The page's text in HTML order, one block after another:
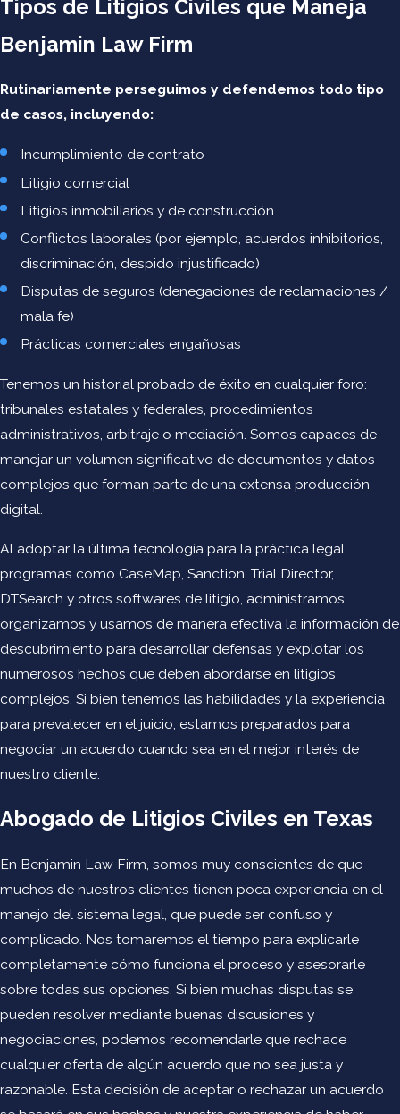
Regulaciones Federales de Aviación y las reglas
promulgadas por la FAA, TSA, NTSB y DOT y tiene un historial
innovadoras y atención personalizada. Cuando necesite
ayuda para navegar por las innumerables reglas y normas
hoy o complete el formulario de contacto en línea para
programar una consulta.
Tipos de Litigios Civiles que Maneja
Benjamin Law Firm
Rutinariamente perseguimos y defendemos todo tipo
de casos, incluyendo:
Incumplimiento de contrato
Litigio comercial
Litigios inmobiliarios y de construcción
Conflictos laborales (por ejemplo, acuerdos inhibitorios,
discriminación, despido injustificado)
Disputas de seguros (denegaciones de reclamaciones /
mala fe)
Prácticas comerciales engañosas
Tenemos un historial probado de éxito en cualquier foro:
tribunales estatales y federales, procedimientos
administrativos, arbitraje o mediación. Somos capaces de
manejar un volumen significativo de documentos y datos
complejos que forman parte de una extensa producción
digital.
Al adoptar la última tecnología para la práctica legal,
programas como CaseMap, Sanction, Trial Director,
DTSearch y otros softwares de litigio, administramos,
organizamos y usamos de manera efectiva la información de
descubrimiento para desarrollar defensas y explotar los
numerosos hechos que deben abordarse en litigios
complejos. Si bien tenemos las habilidades y la experiencia
para prevalecer en el juicio, estamos preparados para
negociar un acuerdo cuando sea en el mejor interés de
nuestro cliente.
Abogado de Litigios Civiles en Texas
En Benjamin Law Firm, somos muy conscientes de que
muchos de nuestros clientes tienen poca experiencia en el
manejo del sistema legal, que puede ser confuso y
complicado. Nos tomaremos el tiempo para explicarle
completamente cómo funciona el proceso y asesorarle
sobre todas sus opciones. Si bien muchas disputas se
pueden resolver mediante buenas discusiones y
negociaciones, podemos recomendarle que rechace
cualquier oferta de algún acuerdo que no sea justa y
razonable. Esta decisión de aceptar o rechazar un acuerdo